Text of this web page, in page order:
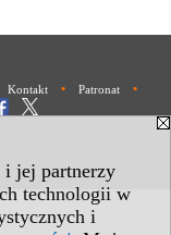
i jej partnerzy
technologii w
i
Kontakt • Patronat •